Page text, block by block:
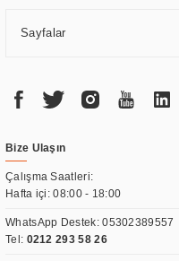
Sayfalar
Bize Ulaşın
Çalışma Saatleri:
Hafta içi: 08:00 - 18:00
WhatsApp Destek:05302389557
Tel: 0212 293 58 26